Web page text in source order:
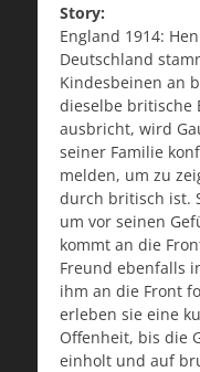
Story:
England 1914:
Deutschland
Kindesbeinen an
dieselbe britische
ausbricht, wird
seiner Familie
melden, um zu
durch britisch ist.
um vor seinen
kommt an die
Freund ebenfalls
ihm an die Front
erleben sie eine
Offenheit, bis die
einholt und auf